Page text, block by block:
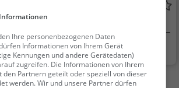
Park in Bedburg (Kirdorf)
Bedburg
Familie & Kinder,
Natur
Ihre personenbezogenen Daten
Informationen von Ihrem Gerät
Kennungen und andere Gerätedaten)
zugreifen. Die Informationen von Ihrem
den Partnern geteilt oder speziell von dieser
werden. Wir und unsere Partner dürfen